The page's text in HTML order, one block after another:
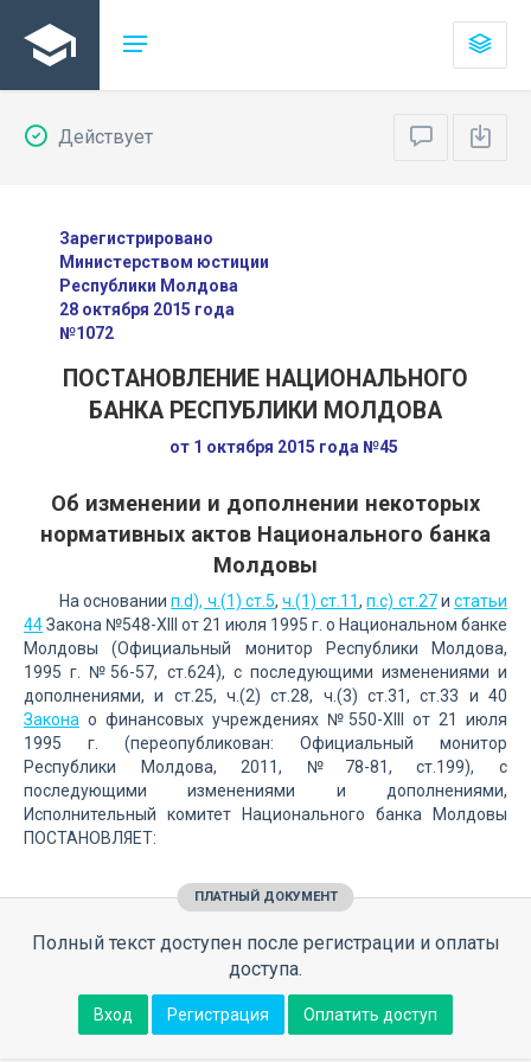
Действует
Зарегистрировано
Министерством юстиции
Республики Молдова
28 октября 2015 года
№1072
ПОСТАНОВЛЕНИЕ НАЦИОНАЛЬНОГО
БАНКА РЕСПУБЛИКИ МОЛДОВА
от 1 октября 2015 года №45
Об изменении и дополнении некоторых
нормативных актов Национального банка
Молдовы
На основаниип.d), ч.(1) ст.5,ч.(1) ст.11,п.c) ст.27истатьи
44Закона №548-ХIII от 21 июля 1995 г. о Национальном банке
Молдовы (Официальный монитор Республики Молдова,
1995 г. №56-57, ст.624), с последующими изменениями и
дополнениями, и ст.25, ч.(2) ст.28, ч.(3) ст.31, ст.33 и 40
Закона о финансовых учреждениях №550-XIII от 21 июля
1995 г. (переопубликован: Официальный монитор
Республики Молдова, 2011, №78-81, ст.199), с
последующими изменениями и дополнениями,
Исполнительный комитет Национального банка Молдовы
ПОСТАНОВЛЯЕТ:
ПЛАТНЫЙ ДОКУМЕНТ
Полный текст доступен после регистрации и оплаты
доступа.
Вход Регистрация Оплатить доступ